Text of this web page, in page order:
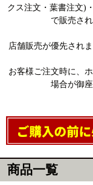
クス注文・葉書注文)
で販売さ
店舗販売が優先され
お客様ご注文時に、
場合が御
商品一覧